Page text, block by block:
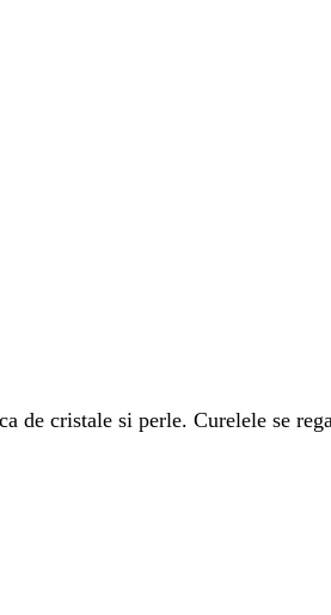
de cristale si perle. Curelele se